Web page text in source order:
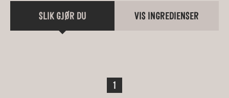
SLIK GJØR DU VIS INGREDIENSER